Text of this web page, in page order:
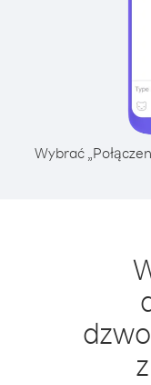
Wybrać